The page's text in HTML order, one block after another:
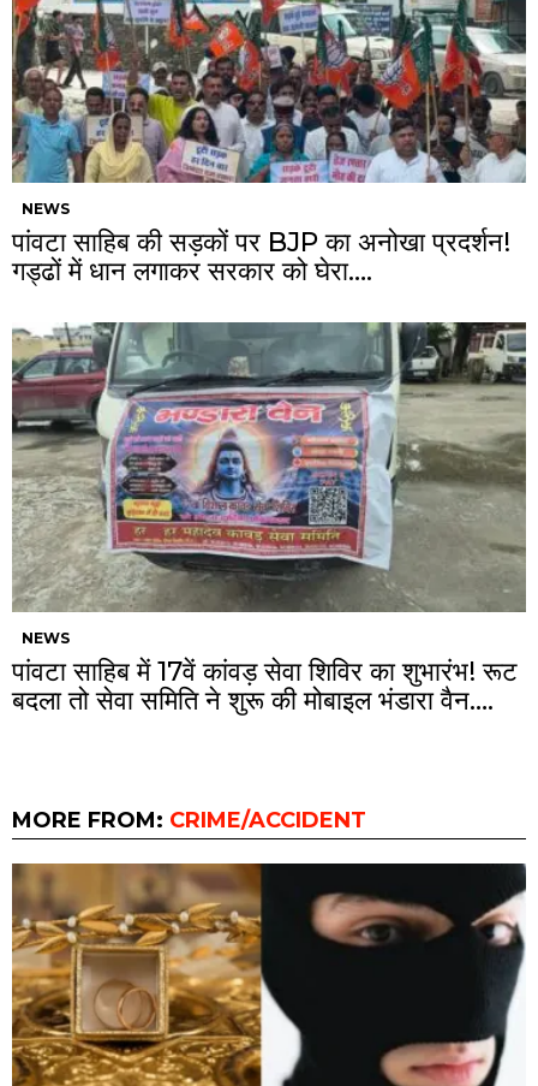
NEWS
पांवटा साहिब की सड़कों पर BJP का अनोखा प्रदर्शन!
गड्ढों में धान लगाकर सरकार को घेरा….
NEWS
पांवटा साहिब में 17वें कांवड़ सेवा शिविर का शुभारंभ! रूट
बदला तो सेवा समिति ने शुरू की मोबाइल भंडारा वैन….
MORE FROM: CRIME/ACCIDENT